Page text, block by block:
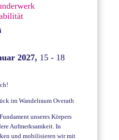
2027, 15 - 18
im Wandelraum Overath
unseres Körpers
Aufmerksamkeit. In
und mobilisieren wir mit